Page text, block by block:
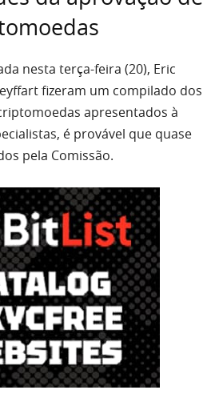
nesta terça-feira (20), Eric
fizeram um compilado dos
apresentados à
é provável que quase
pela Comissão.